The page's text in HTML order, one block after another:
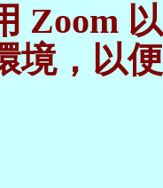
Zoom
境，以